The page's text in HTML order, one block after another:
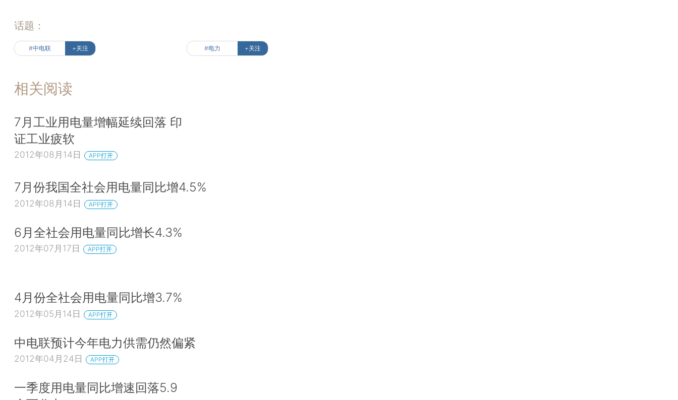
话题：
#中电联 +关注 #电力 +关注
相关阅读
7月工业用电量增幅延续回落 印
证工业疲软
2012年08月14日 APP打开
7月份我国全社会用电量同比增4.5%
2012年08月14日 APP打开
6月全社会用电量同比增长4.3%
2012年07月17日 APP打开
4月份全社会用电量同比增3.7%
2012年05月14日 APP打开
中电联预计今年电力供需仍然偏紧
2012年04月24日 APP打开
一季度用电量同比增速回落5.9